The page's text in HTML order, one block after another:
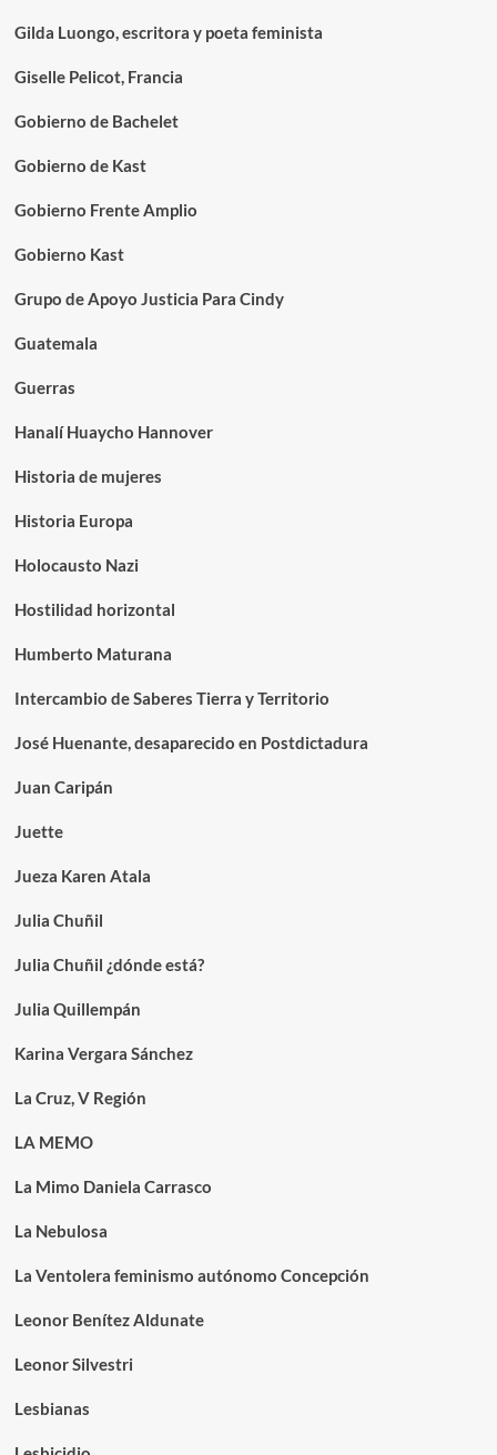
Gilda Luongo, escritora y poeta feminista
Giselle Pelicot, Francia
Gobierno de Bachelet
Gobierno de Kast
Gobierno Frente Amplio
Gobierno Kast
Grupo de Apoyo Justicia Para Cindy
Guatemala
Guerras
Hanalí Huaycho Hannover
Historia de mujeres
Historia Europa
Holocausto Nazi
Hostilidad horizontal
Humberto Maturana
Intercambio de Saberes Tierra y Territorio
José Huenante, desaparecido en Postdictadura
Juan Caripán
Juette
Jueza Karen Atala
Julia Chuñil
Julia Chuñil ¿dónde está?
Julia Quillempán
Karina Vergara Sánchez
La Cruz, V Región
LA MEMO
La Mimo Daniela Carrasco
La Nebulosa
La Ventolera feminismo autónomo Concepción
Leonor Benítez Aldunate
Leonor Silvestri
Lesbianas